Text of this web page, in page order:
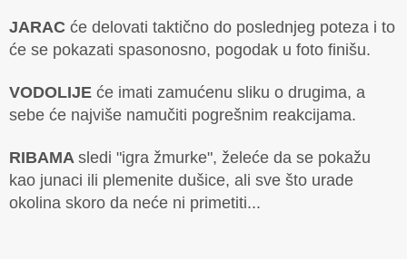
JARAC će delovati taktično do poslednjeg poteza i to
će se pokazati spasonosno, pogodak u foto finišu.
VODOLIJE će imati zamućenu sliku o drugima, a
sebe će najviše namučiti pogrešnim reakcijama.
RIBAMA sledi "igra žmurke", želeće da se pokažu
kao junaci ili plemenite dušice, ali sve što urade
okolina skoro da neće ni primetiti...